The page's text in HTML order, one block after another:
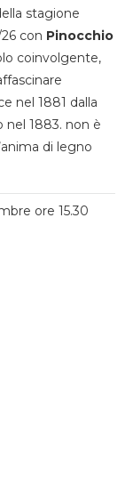
stagione
con Pinocchio
coinvolgente,
nel 1881 dalla
nel 1883. non è
di legno
ore 15.30